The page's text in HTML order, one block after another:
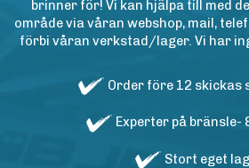
brinner för! Vi kan hjälpa till med
område via våran webshop, mail,
förbi våran verkstad/lager. Vi har
Order före 12 skickas
Experter på bränsle-
Stort eget